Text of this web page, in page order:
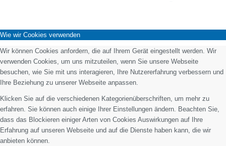
Wie wir Cookies verwenden
Wir können Cookies anfordern, die auf Ihrem Gerät eingestellt werden. Wir
verwenden Cookies, um uns mitzuteilen, wenn Sie unsere Webseite
besuchen, wie Sie mit uns interagieren, Ihre Nutzererfahrung verbessern und
Ihre Beziehung zu unserer Webseite anpassen.
Klicken Sie auf die verschiedenen Kategorienüberschriften, um mehr zu
erfahren. Sie können auch einige Ihrer Einstellungen ändern. Beachten Sie,
dass das Blockieren einiger Arten von Cookies Auswirkungen auf Ihre
Erfahrung auf unseren Webseite und auf die Dienste haben kann, die wir
anbieten können.